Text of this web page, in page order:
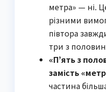
метра» — ні.
різними
півтора
три з
«П’ять з
замість
частина